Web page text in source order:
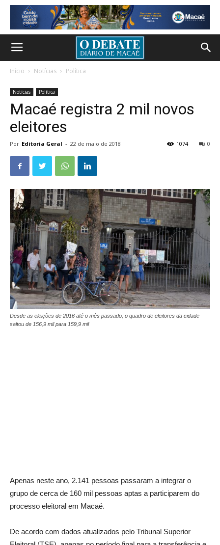
Início Notícias Política
Notícias Política
Macaé registra 2 mil novos
eleitores
Por Editoria Geral - 22 de maio de 2018 0
1074
Desde as eleições de 2016 até o mês passado, o quadro de eleitores da cidade
saltou de 156,9 mil para 159,9 mil
Apenas neste ano, 2.141 pessoas passaram a integrar o
grupo de cerca de 160 mil pessoas aptas a participarem do
processo eleitoral em Macaé.
De acordo com dados atualizados pelo Tribunal Superior